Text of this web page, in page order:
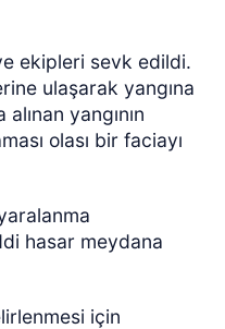
ekipleri sevk edildi.
ulaşarak yangına
yangının
olası bir faciayı
hasar meydana
için